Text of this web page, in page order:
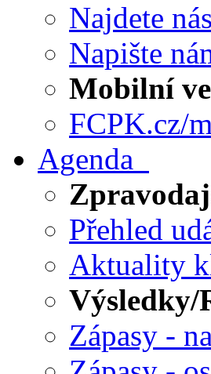
Najdete nás
Napište
Mobilní
FCPK.cz/
Agenda
Přehled
Aktuality
Výsledky/
Zápasy -